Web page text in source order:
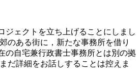
ジェクトを立ち上げることにしまし
のある街に，新たな事務所を借り
の自宅兼行政書士事務所とは別の拠
だ詳細をお話しすることは控えま